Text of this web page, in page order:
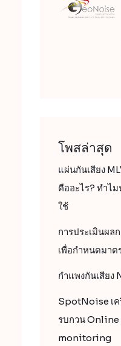
โพสล่าสุด
แผ่นกันเสียง
คืออะไร? ทำไ
ใช้
การประเมินผล
เพื่อกำหนดมาต
กำแพงกันเสีย
SpotNoise เค
รบกวน
monitoring